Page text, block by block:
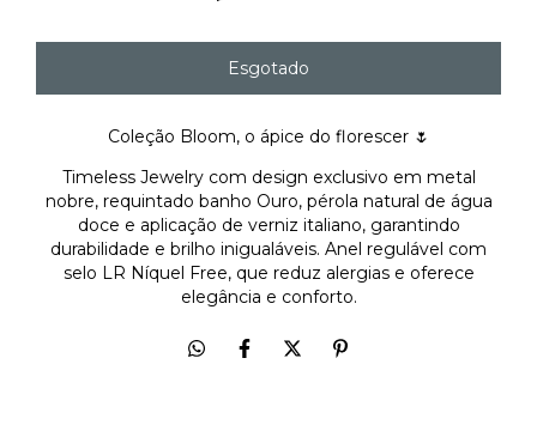
Coleção Bloom, o ápice do florescer 🌷
Timeless Jewelry com design exclusivo em metal
nobre, requintado banho Ouro, pérola natural de água
doce e aplicação de verniz italiano, garantindo
durabilidade e brilho inigualáveis. Anel regulável com
selo LR Níquel Free, que reduz alergias e oferece
elegância e conforto.